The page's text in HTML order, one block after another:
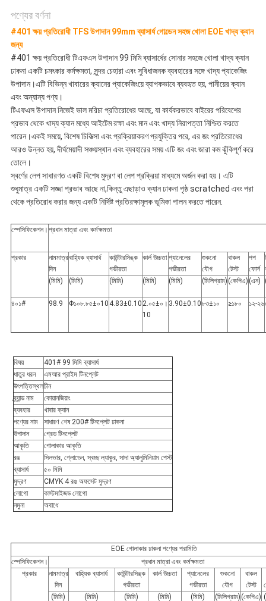
গোপনীয়তা
নীতি
পণ্যের বর্ণনা
#401 ক্ষয় প্রতিরোধী TFS উপাদান 99mm ব্যাসার্ধ গোল্ডেন সহজ খোলা EOE খাদ্য ক্যান
জন্য
#401 ক্ষয় প্রতিরোধী টিএফএস উপাদান 99 মিমি ব্যাসার্ধের সোনার সহজে খোলা খাদ্য ক্যান
ঢাকনা একটি চমৎকার কর্মক্ষমতা, সুন্দর চেহারা এবং সুবিধাজনক ব্যবহারের সঙ্গে খাদ্য প্যাকেজিং
উপাদান।এটি বিভিন্ন খাবারের ক্যানের প্যাকেজিংয়ে ব্যাপকভাবে ব্যবহৃত হয়, পানীয়ের ক্যান
এবং অন্যান্য পণ্য।
টিএফএস উপাদান নিজেই ভাল মরিচা প্রতিরোধের আছে, যা কার্যকরভাবে বাইরের পরিবেশের
প্রভাব থেকে খাদ্য ক্যান মধ্যে আইটেম রক্ষা এবং মান এবং খাদ্য নিরাপত্তা নিশ্চিত করতে
পারেন।একই সময়ে, বিশেষ চিকিত্সা এবং প্রক্রিয়াকরণ প্রযুক্তির পরে, এর জং প্রতিরোধের
আরও উন্নত হয়, দীর্ঘমেয়াদী সঞ্চয়স্থান এবং ব্যবহারের সময় এটি জং এবং জারা কম ঝুঁকিপূর্ণ করে
তোলে।
স্বর্ণের লেপ সাধারণত একটি বিশেষ মুদ্রণ বা লেপ প্রক্রিয়া মাধ্যমে অর্জন করা হয়। এটি
শুধুমাত্র একটি সজ্জা প্রভাব আছে না,কিন্তু এছাড়াও ক্যান ঢাকনা পৃষ্ঠ scratched এবং পরা
থেকে প্রতিরোধ করার জন্য একটি নির্দিষ্ট প্রতিরক্ষামূলক ভূমিকা পালন করতে পারেন.
স্পেসিফিকেশন। প্রধান মাত্রা এবং কর্মক্ষমতা
প্রকার
নামমাত্র
দিন
বাহ্যিক ব্যাসার্ধ
কাউন্টারসিঙ্ক
গভীরতা
কার্ল উচ্চতা প্যানেলের
গভীরতা
শুকনো
যৌগ
বাকল
টেস্ট
পপ
ফোর্স
(মিমি)
(মিমি) (মিমি) (মিমি) (মিমি) (মিলিগ্রাম) (কেপিএ) (এন)
৪০১# 98.9 Φ১০৮.৮৫±০10 4.83±0.102.০৫±০।
10
3.90±0.10৮৩±১০ ≥১৮০ ১২-২৬
বিষয়
401# 99 মিমি ব্যাসার্ধ
ধাতুর ধরন
এমআর প্রাইম টিনপ্লেট
উৎপত্তিস্থলচীন
ব্র্যান্ড নাম
কোয়ানজিয়াং
ব্যবহার
খাবার ক্যান
পণ্যের নাম
সাধারণ শেষ 200# টিনপ্লেট ঢাকনা
উপাদান
গ্রেড টিনপ্লেট
আকৃতি
গোলাকার আকৃতি
রঙ
সিলভার, গ্লোডেন, স্বচ্ছ ল্যাকুর, সাদা অ্যালুমিনিয়াম পেস্ট
ব্যাসার্ধ
৫০ মিমি
মুদ্রণ
CMYK 4 রঙ অফসেট মুদ্রণ
লোগো
কাস্টমাইজড লোগো
নমুনা
অবাধে
EOE গোলাকার ঢাকনা পণ্যের পরামিতি
স্পেসিফিকেশন।
প্রধান মাত্রা এবং কর্মক্ষমতা
প্রকার
নামমাত্র
দিন
বাহ্যিক ব্যাসার্ধ
কাউন্টারসিঙ্ক
গভীরতা
কার্ল উচ্চতা
প্যানেলের
গভীরতা
শুকনো
যৌগ
বাকল
টেস্ট
(মিমি)
(মিমি) (মিমি) (মিমি) (মিমি) (মিলিগ্রাম) (কেপিএ)